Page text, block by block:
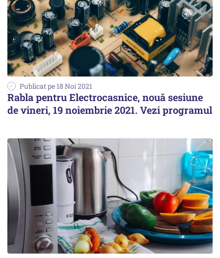
Publicat pe 18 Noi 2021
Rabla pentru Electrocasnice, nouă sesiune
de vineri, 19 noiembrie 2021. Vezi programul